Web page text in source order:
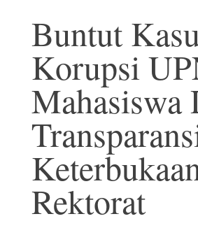
Buntut
Korupsi
Mahasiswa
Rektorat